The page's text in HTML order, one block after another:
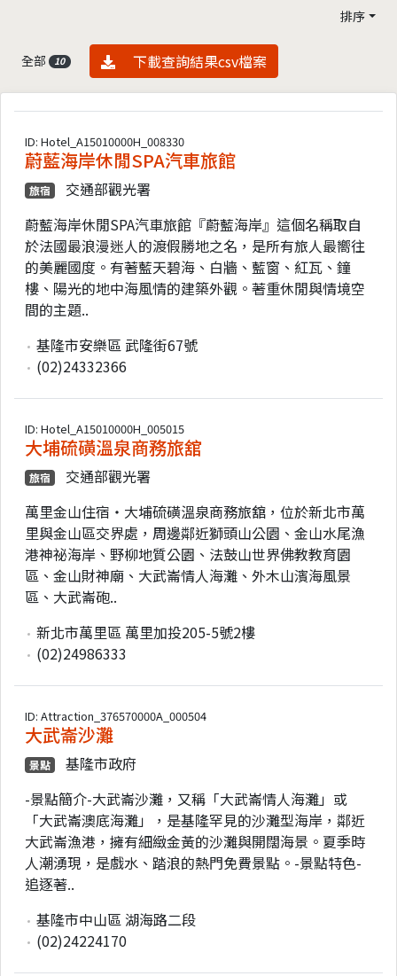
排序
全部 10 資料下載
下載查詢結果csv檔案
ID: Hotel_A15010000H_008330
蔚藍海岸休閒SPA汽車旅館
旅宿
交通部觀光署
蔚藍海岸休閒SPA汽車旅館『蔚藍海岸』這個名稱取自
於法國最浪漫迷人的渡假勝地之名，是所有旅人最嚮往
的美麗國度。有著藍天碧海、白牆、藍窗、紅瓦、鐘
樓、陽光的地中海風情的建築外觀。著重休閒與情境空
間的主題..
基隆市安樂區 武隆街67號
(02)24332366
ID: Hotel_A15010000H_005015
大埔硫磺溫泉商務旅舘
旅宿
交通部觀光署
萬里金山住宿‧大埔硫磺溫泉商務旅舘，位於新北市萬
里與金山區交界處，周邊鄰近獅頭山公園、金山水尾漁
港神祕海岸、野柳地質公園、法鼓山世界佛教教育園
區、金山財神廟、大武崙情人海灘、外木山濱海風景
區、大武崙砲..
新北市萬里區 萬里加投205-5號2樓
(02)24986333
ID: Attraction_376570000A_000504
大武崙沙灘
景點
基隆市政府
-景點簡介-大武崙沙灘，又稱「大武崙情人海灘」或
「大武崙澳底海灘」，是基隆罕見的沙灘型海岸，鄰近
大武崙漁港，擁有細緻金黃的沙灘與開闊海景。夏季時
人潮湧現，是戲水、踏浪的熱門免費景點。-景點特色-
追逐著..
基隆市中山區 湖海路二段
(02)24224170